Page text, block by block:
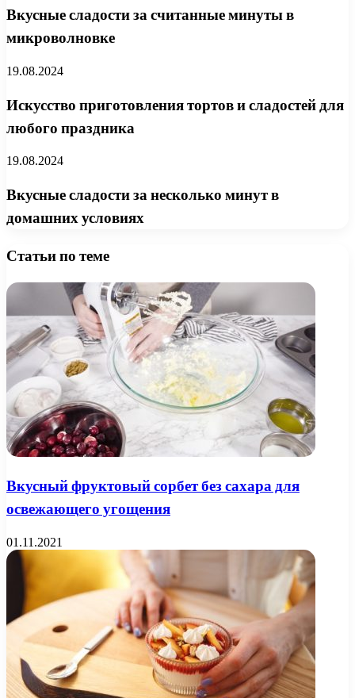
Вкусные сладости за считанные минуты в
микроволновке
19.08.2024
Искусство приготовления тортов и сладостей для
любого праздника
19.08.2024
Вкусные сладости за несколько минут в
домашних условиях
Статьи по теме
Вкусный фруктовый сорбет без сахара для
освежающего угощения
01.11.2021